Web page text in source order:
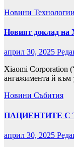
Новини Технологии
Новият доклад на
април 30, 2025
Xiaomi Corporation
ангажимента й към
Новини Събития
ПАЦИЕНТИТЕ С
април 30, 2025